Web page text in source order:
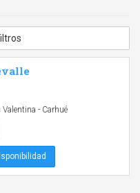
- Carhué